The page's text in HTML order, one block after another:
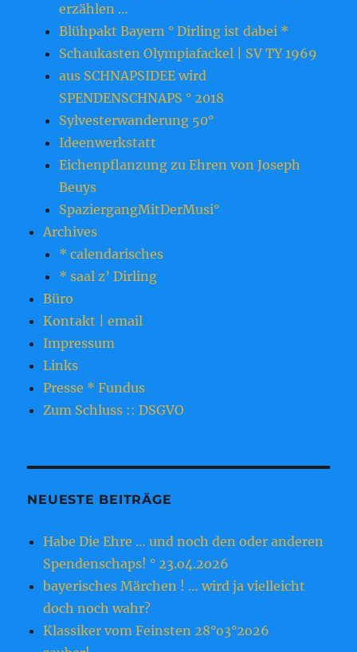
erzählen …
Blühpakt Bayern ° Dirling ist dabei *
Schaukasten Olympiafackel | SV TY 1969
aus SCHNAPSIDEE wird
SPENDENSCHNAPS ° 2018
Sylvesterwanderung 50°
Ideenwerkstatt
Eichenpflanzung zu Ehren von Joseph
Beuys
SpaziergangMitDerMusi°
Archives
* calendarisches
* saal z’ Dirling
Büro
Kontakt | email
Impressum
Links
Presse * Fundus
Zum Schluss :: DSGVO
NEUESTE BEITRÄGE
Habe Die Ehre … und noch den oder anderen
Spendenschaps! ° 23.o4.2o26
bayerisches Märchen ! … wird ja vielleicht
doch noch wahr?
Klassiker vom Feinsten 28°o3°2o26